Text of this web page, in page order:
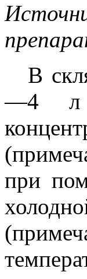
В
—4 л
при